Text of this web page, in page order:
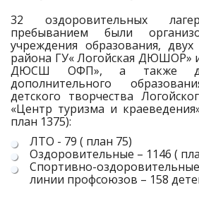
32 оздоровительных
пребыванием были
учреждения образования,
района ГУ« Логойская ДЮШОР»
ДЮСШ ОФП», а также
дополнительного
детского творчества
«Центр туризма и
план 1375):
ЛТО - 79 ( план 75)
Оздоровительные – 1146 (
Спортивно-
линии профсоюзов – 158